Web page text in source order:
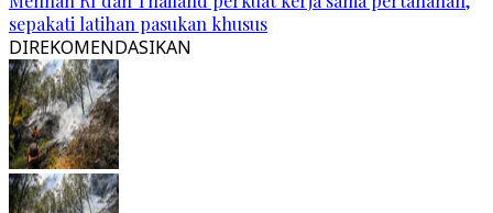
sepakati latihan pasukan khusus
DIREKOMENDASIKAN